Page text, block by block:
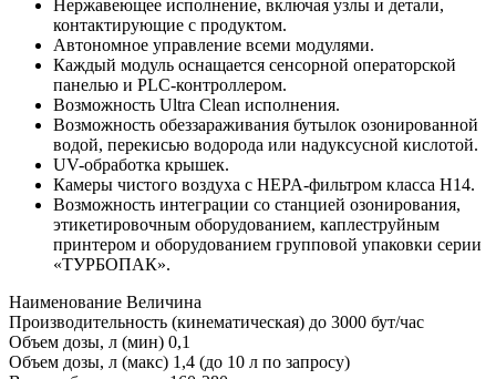
Нержавеющее исполнение, включая узлы и детали,
контактирующие с продуктом.
Автономное управление всеми модулями.
Каждый модуль оснащается сенсорной операторской
панелью и PLC-контроллером.
Возможность Ultra Clean исполнения.
Возможность обеззараживания бутылок озонированной
водой, перекисью водорода или надуксусной кислотой.
UV-обработка крышек.
Камеры чистого воздуха с HEPA-фильтром класса H14.
Возможность интеграции со станцией озонирования,
этикетировочным оборудованием, каплеструйным
принтером и оборудованием групповой упаковки серии
«ТУРБОПАК».
Наименование Величина
Производительность (кинематическая) до 3000 бут/час
Объем дозы, л (мин) 0,1
Объем дозы, л (макс) 1,4 (до 10 л по запросу)